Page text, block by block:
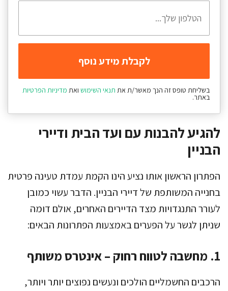
בשליחת טופס זה הנך מאשר/ת את תנאי השימוש ואת מדיניות הפרטיות
באתר.
להגיע להבנות עם ועד הבית ודיירי
הבניין
הפתרון הראשון אותו נציע הינו הקמת עמדת טעינה פרטית
בחנייה המשותפת של דיירי הבניין. הדבר עשוי כמובן
לעורר התנגדויות מצד הדיירים האחרים, אולם דומה
שניתן לגשר על הפערים באמצעות הפתרונות הבאים:
1. מחשבה לטווח רחוק – אינטרס משותף
הרכבים החשמליים הולכים ונעשים נפוצים יותר ויותר,